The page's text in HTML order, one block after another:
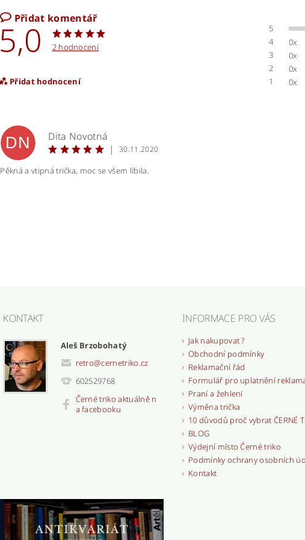
Přidat komentář
5,0 2 hodnocení
Přidat hodnocení
5
4
0x
3
0x
2
0x
1
0x
DN
Dita Novotná
|
30.11.2020
Pěkná a vtipná trička, moc se všem líbila.
KONTAKT
Aleš Brzobohatý
retro@cernetriko.cz
602529768
Černé triko aktuálně n
a facebooku
INFORMACE PRO VÁS
Jak nakupovat ?
Obchodní podmínky
Reklamační řád
Formulář pro uplatnění
Praní a žehlení
Výměna trička
10 důvodů proč vybrat ČERNÉ
BLOG
Výdejní místo Černé triko
Podmínky ochrany osobních
Kontakt